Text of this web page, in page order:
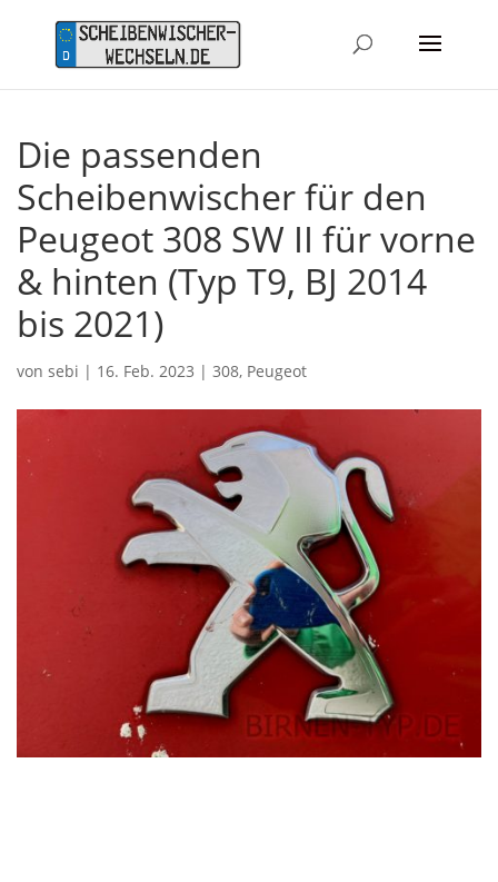
Die passenden
Scheibenwischer für den
Peugeot 308 SW II für vorne
& hinten (Typ T9, BJ 2014
bis 2021)
von sebi | 16. Feb. 2023 | 308, Peugeot